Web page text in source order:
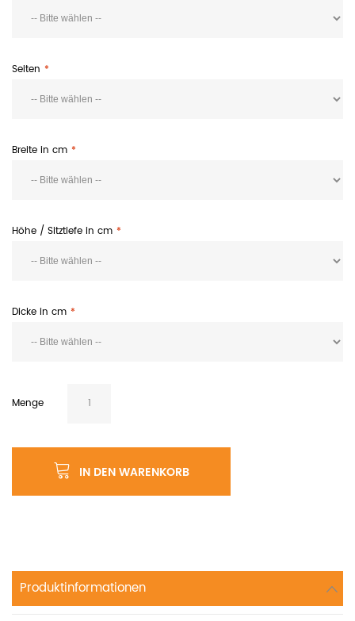
Seiten
Breite in cm
Höhe / Sitztiefe in cm
Dicke in cm
Menge
IN DEN WARENKORB
Produktinformationen